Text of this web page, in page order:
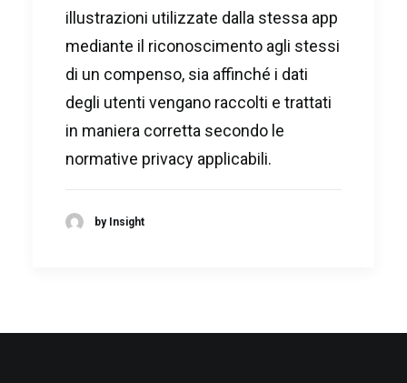
illustrazioni utilizzate dalla stessa app
mediante il riconoscimento agli stessi
di un compenso, sia affinché i dati
degli utenti vengano raccolti e trattati
in maniera corretta secondo le
normative privacy applicabili.
by Insight